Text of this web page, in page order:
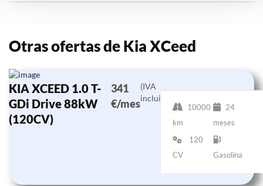
Otras ofertas de Kia XCeed
KIA XCEED 1.0 T-
GDi Drive 88kW
(120CV)
341
€/mes
(IVA
incluido)
10000
km
24
meses
120
CV
Gasolina